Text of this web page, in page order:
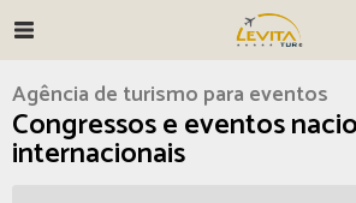
Agência de turismo para eventos
Congressos e eventos
internacionais